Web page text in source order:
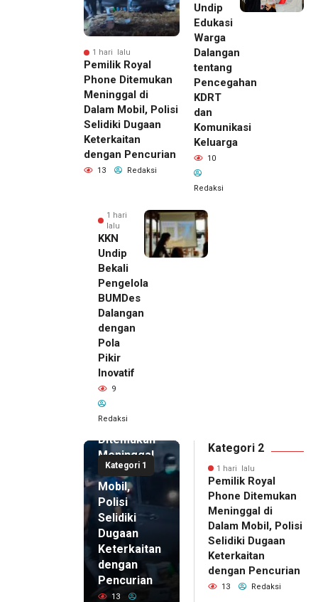
1 hari lalu
Pemilik Royal
Phone Ditemukan
Meninggal di
Dalam Mobil, Polisi
Selidiki Dugaan
Keterkaitan
dengan Pencurian
13 Redaksi
Undip
Edukasi
Warga
Dalangan
tentang
Pencegahan
KDRT
dan
Komunikasi
Keluarga
10
Redaksi
1 hari
lalu
KKN
Undip
Bekali
Pengelola
BUMDes
Dalangan
dengan
Pola
Pikir
Inovatif
9
Redaksi
Kategori 1
1 hari lalu
Pemilik
Royal
Phone
Ditemukan
Meninggal
di Dalam
Mobil,
Polisi
Selidiki
Dugaan
Keterkaitan
dengan
Pencurian
13
Kategori 2
1 hari lalu
Pemilik Royal
Phone Ditemukan
Meninggal di
Dalam Mobil, Polisi
Selidiki Dugaan
Keterkaitan
dengan Pencurian
13 Redaksi